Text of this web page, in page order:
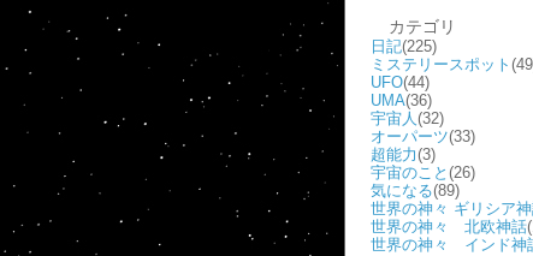
カテゴリ
日記(225)
ミステリースポット
UFO(44)
UMA(36)
宇宙人(32)
オーパーツ(33)
超能力(3)
宇宙のこと (26)
気になる(89)
世界の神々 ギリシア
世界の神々 北欧神話
世界の神々 インド神